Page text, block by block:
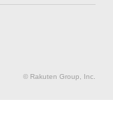
一覧
© Rakuten Group, Inc.